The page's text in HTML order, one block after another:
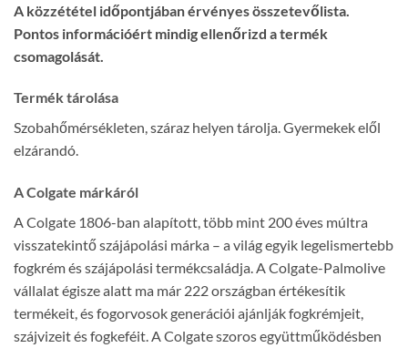
A közzététel időpontjában érvényes összetevőlista.
Pontos információért mindig ellenőrizd a termék
csomagolását.
Termék tárolása
Szobahőmérsékleten, száraz helyen tárolja. Gyermekek elől
elzárandó.
A Colgate márkáról
A Colgate 1806-ban alapított, több mint 200 éves múltra
visszatekintő szájápolási márka – a világ egyik legelismertebb
fogkrém és szájápolási termékcsaládja. A Colgate-Palmolive
vállalat égisze alatt ma már 222 országban értékesítik
termékeit, és fogorvosok generációi ajánlják fogkrémjeit,
szájvizeit és fogkeféit. A Colgate szoros együttműködésben